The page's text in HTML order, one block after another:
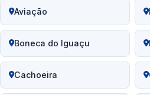
Aviação
Boneca do Iguaçu
Cachoeira